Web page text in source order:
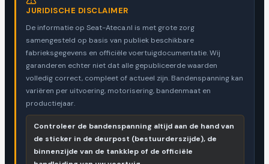
JURIDISCHE DISCLAIMER
De informatie op Seat-Ateca.nl is met grote zorg
samengesteld op basis van publiek beschikbare
fabrieksgegevens en officiële voertuigdocumentatie. Wij
garanderen echter niet dat alle gepubliceerde waarden
volledig correct, compleet of actueel zijn. Bandenspanning kan
variëren per uitvoering, motorisering, bandenmaat en
productiejaar.
Controleer de bandenspanning altijd aan de hand van
de sticker in de deurpost (bestuurderszijde), de
binnenzijde van de tankklep of de officiële